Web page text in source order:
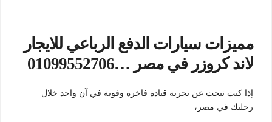
مميزات سيارات الدفع الرباعي للايجار
لاند كروزر في مصر …01099552706
إذا كنت تبحث عن تجربة قيادة فاخرة وقوية في آن واحد خلال
رحلتك في مصر،